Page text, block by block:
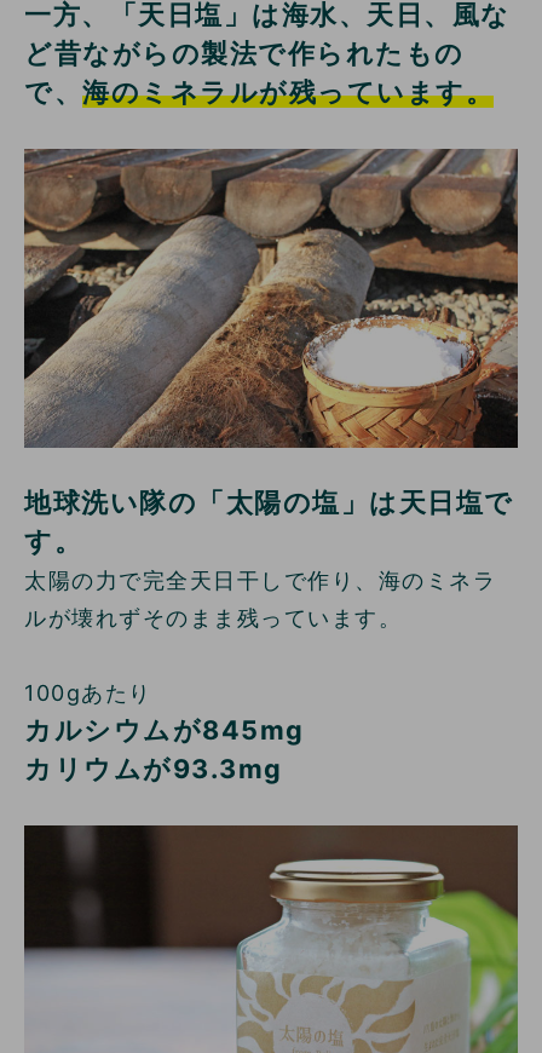
一方、「天日塩」は海水、天日、風な
ど昔ながらの製法で作られたもの
で、 海のミネラルが残っています。
地球洗い隊の「太陽の塩」は天日塩で
す。
太陽の力で完全天日干しで作り、海のミネラ
ルが壊れずそのまま残っています。
100gあたり
カルシウムが845mg
カリウムが93.3mg